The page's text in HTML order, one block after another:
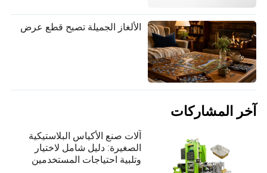
الألغاز الجميلة تصبح قطع عرض
آخر المشاركات
آلات صنع الأكياس البلاستيكية
الصغيرة: دليل شامل لاختيار
وتلبية احتياجات المستخدمين